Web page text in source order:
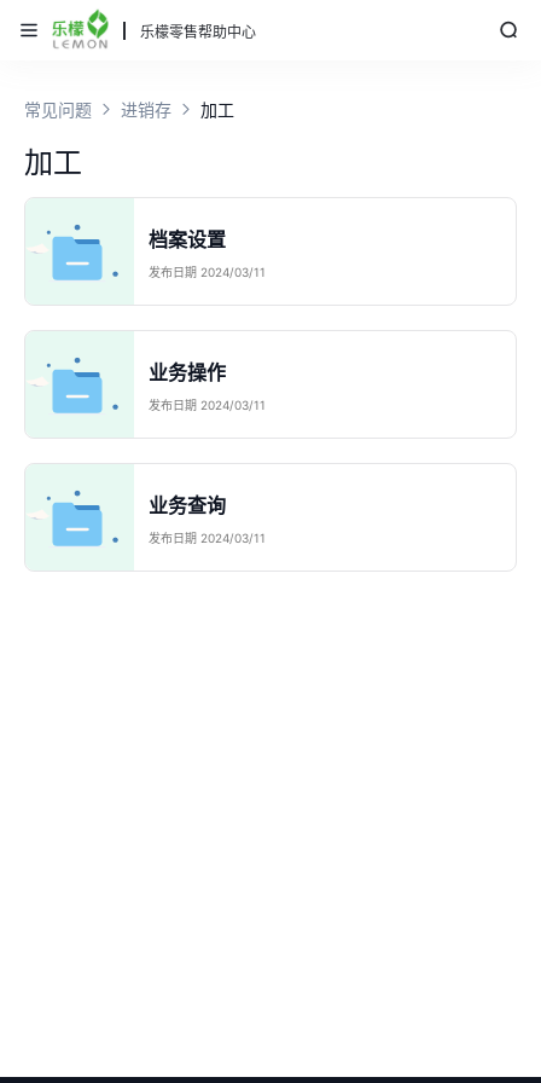
乐檬零售帮助中心
常见问题 进销存 加工
加工
档案设置
发布日期 2024/03/11
业务操作
发布日期 2024/03/11
业务查询
发布日期 2024/03/11